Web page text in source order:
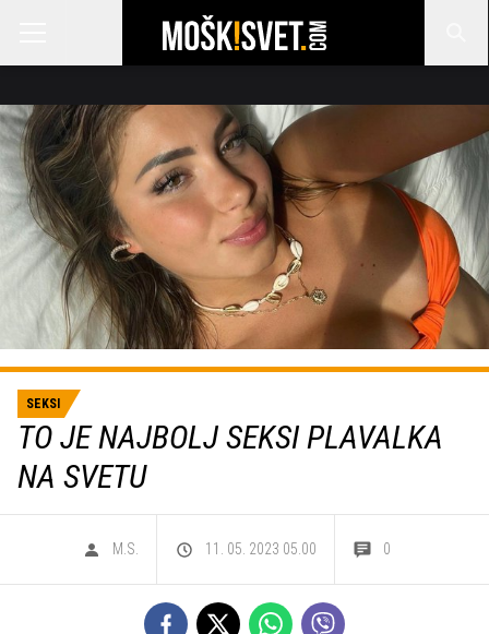
SEKSI
TO JE NAJBOLJ SEKSI PLAVALKA
NA SVETU
M.S. 11. 05. 2023 05.00 0